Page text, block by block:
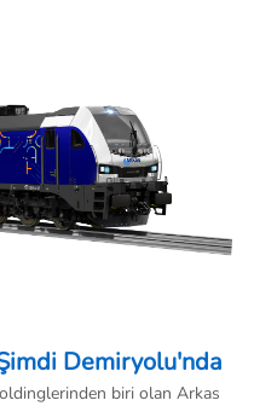
Demiryolu'nda
biri olan Arkas